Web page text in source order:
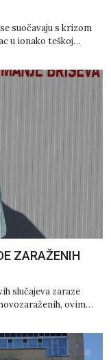
suočavaju s krizom
u ionako teškoj…
ZARAŽENIH
slučajeva zaraze
ovim…